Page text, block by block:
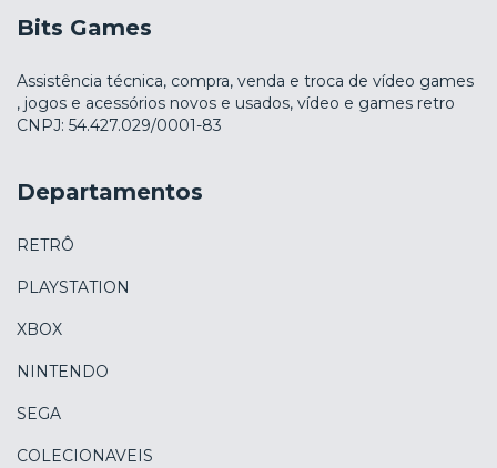
Bits Games
Assistência técnica, compra, venda e troca de vídeo games
, jogos e acessórios novos e usados, vídeo e games retro
CNPJ: 54.427.029/0001-83
Departamentos
RETRÔ
PLAYSTATION
XBOX
NINTENDO
SEGA
COLECIONAVEIS